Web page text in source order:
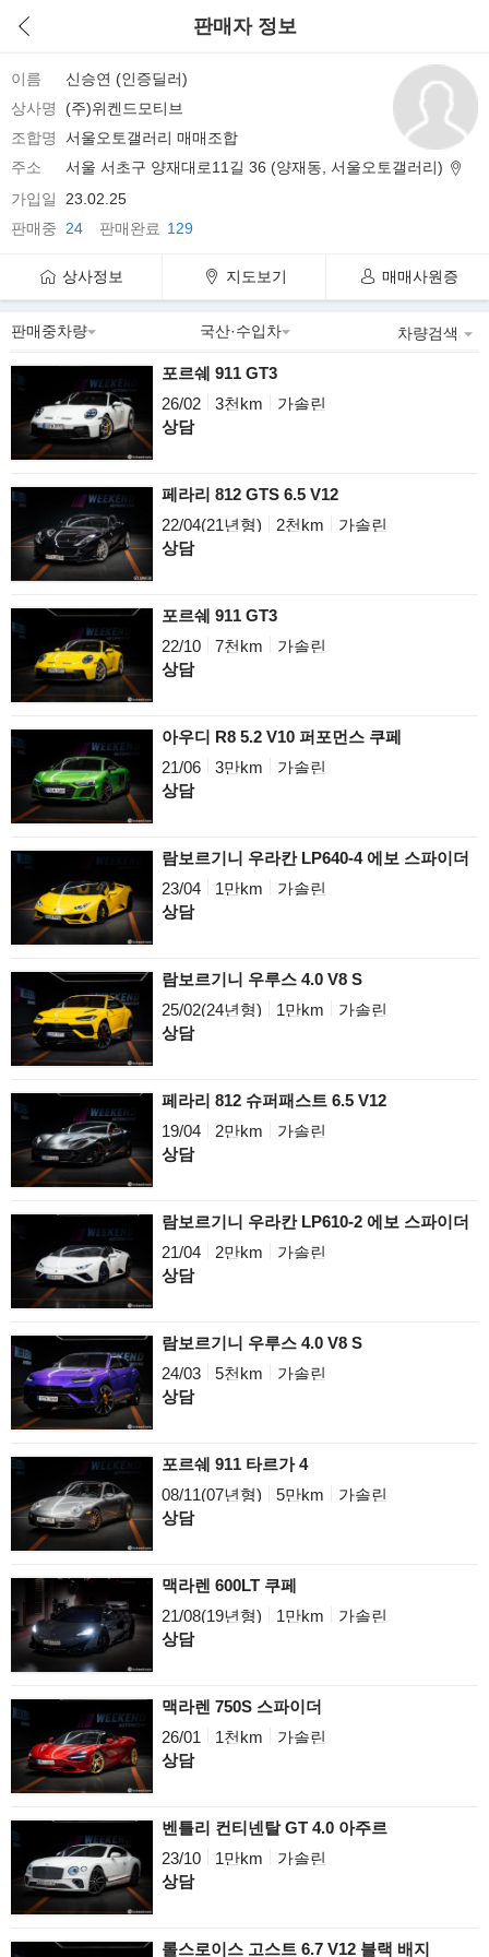
판매자 정보
이름
신승연 (인증딜러)
상사명
(주)위켄드모티브
조합명
서울오토갤러리 매매조합
주소
서울 서초구 양재대로11길 36 (양재동, 서울오토갤러리)
가입일
23.02.25
판매중
24 판매완료 129
상사정보 지도보기 매매사원증
차량검색
포르쉐 911 GT3
26/02
3천km
가솔린
상담
페라리 812 GTS 6.5 V12
22/04(21년형)
2천km
가솔린
상담
포르쉐 911 GT3
22/10
7천km
가솔린
상담
아우디 R8 5.2 V10 퍼포먼스 쿠페
21/06
3만km
가솔린
상담
람보르기니 우라칸 LP640-4 에보 스파이더
23/04
1만km
가솔린
상담
람보르기니 우루스 4.0 V8 S
25/02(24년형)
1만km
가솔린
상담
페라리 812 슈퍼패스트 6.5 V12
19/04
2만km
가솔린
상담
람보르기니 우라칸 LP610-2 에보 스파이더
21/04
2만km
가솔린
상담
람보르기니 우루스 4.0 V8 S
24/03
5천km
가솔린
상담
포르쉐 911 타르가 4
08/11(07년형)
5만km
가솔린
상담
맥라렌 600LT 쿠페
21/08(19년형)
1만km
가솔린
상담
맥라렌 750S 스파이더
26/01
1천km
가솔린
상담
벤틀리 컨티넨탈 GT 4.0 아주르
23/10
1만km
가솔린
상담
롤스로이스 고스트 6.7 V12 블랙 배지